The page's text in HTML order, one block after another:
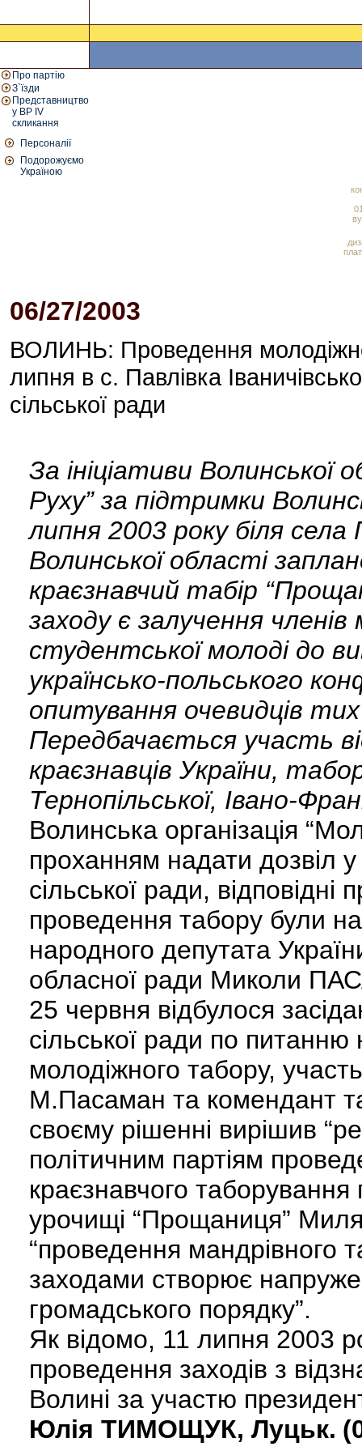
Про партію
З`їзди
Представництво
у ВР IV
скликання
Персоналії
Подорожуємо
Україною
06/27/2003
ВОЛИНЬ: Проведення
липня в с. Павлівка
сільської ради
За ініціативи Волинської
Руху” за підтримки
липня 2003 року біля села
Волинської області
краєзнавчий табір
заходу є залучення членів
студентської молоді до
українсько-польського
опитування очевидців тих
Передбачається участь
краєзнавців України,
Тернопільської, Івано-
Волинська організація
проханням надати дозвіл
сільської ради,
проведення табору були
народного депутата
обласної ради Миколи
25 червня відбулося
сільської ради по
молодіжного табору,
М.Пасаман та комендант
своєму рішенні вирішив
політичним партіям
краєзнавчого
урочищі “Прощаниця”
“проведення мандрівного
заходами створює
громадського порядку”.
Як відомо, 11 липня 2003
проведення заходів з
Волині за участю
Юлія ТИМОЩУК, Луцьк.